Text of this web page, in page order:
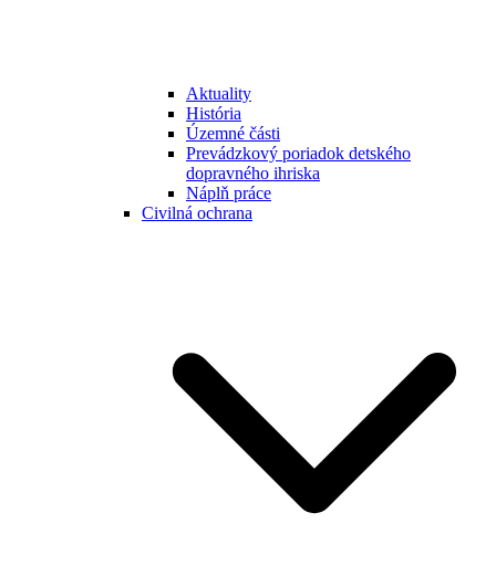
Aktuality
História
Územné části
Prevádzkový poriadok detského
dopravného ihriska
Náplň práce
Civilná ochrana